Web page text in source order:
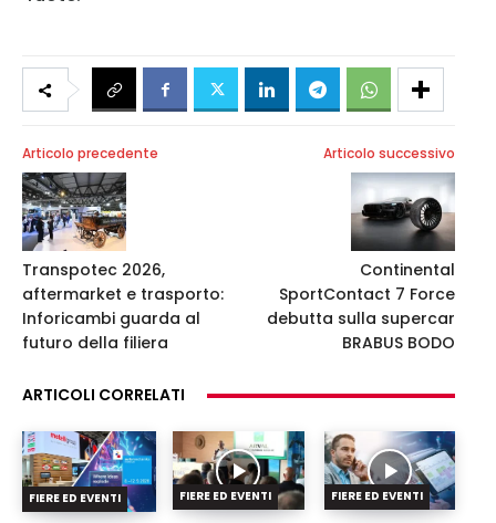
Articolo precedente
Transpotec 2026,
aftermarket e trasporto:
Inforicambi guarda al
futuro della filiera
Articolo successivo
Continental
SportContact 7 Force
debutta sulla supercar
BRABUS BODO
ARTICOLI CORRELATI
FIERE ED EVENTI FIERE ED EVENTI FIERE ED EVENTI